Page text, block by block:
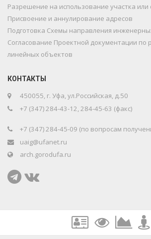
Разрешение на использование участка или
Присвоение и аннулирование адресов
Подготовка Схемы направления
Согласование Проектной документации
линейных объектов
КОНТАКТЫ
450055, г. Уфа, ул.Российская, д.50
+7 (347) 284-43-12, 284-45-63 (факс)
+7 (347) 284-45-09 (по вопросам
uaig@ufanet.ru
arch.gorodufa.ru